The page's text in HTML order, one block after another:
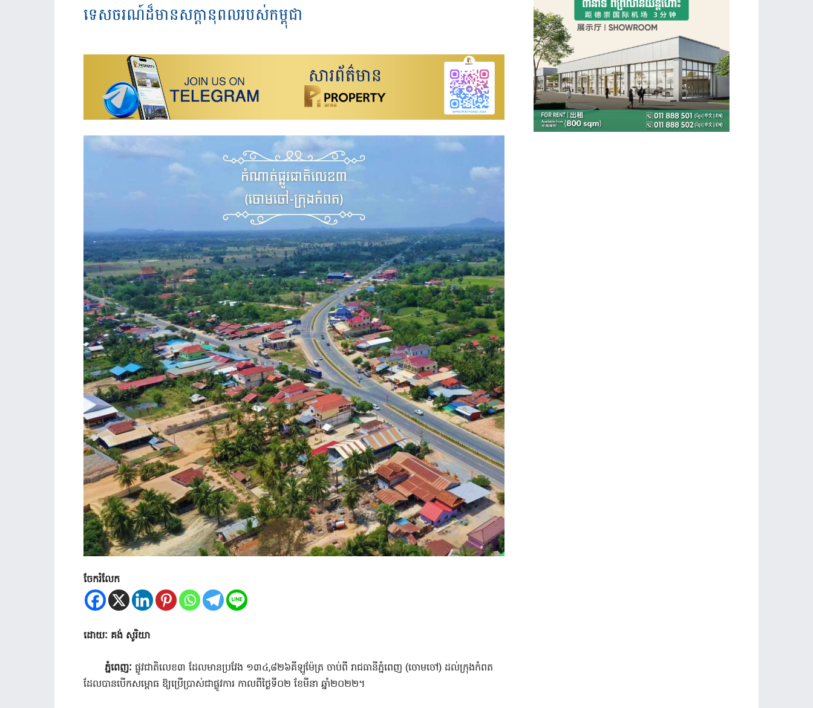
ទេសចរណ៍ដ៏មានសក្តានុពលរបស់កម្ពុជា
ចែករំលែក
ដោយៈ គង់ សូរិយា
ភ្នំពេញៈ ផ្លូវជាតិលេខ៣ ដែលមានប្រវែង ១៣៤,៨២៦គីឡូម៉ែត្រ ចាប់ពី រាជធានីភ្នំពេញ (ចោមចៅ) ដល់ក្រុងកំពត
ដែលបានបើកសម្ពោធ ឱ្យប្រើប្រាស់ជាផ្លូវការ កាលពីថ្ងៃទី០២ ខែមីនា ឆ្នាំ២០២២។